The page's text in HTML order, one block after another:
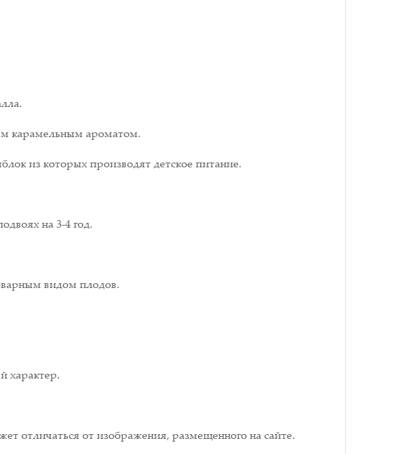
карамельным ароматом.
из которых производят детское питание.
на 3-4 год.
видом плодов.
характер.
отличаться от изображения, размещенного на сайте.